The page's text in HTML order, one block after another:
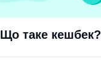
Що таке кешбек?